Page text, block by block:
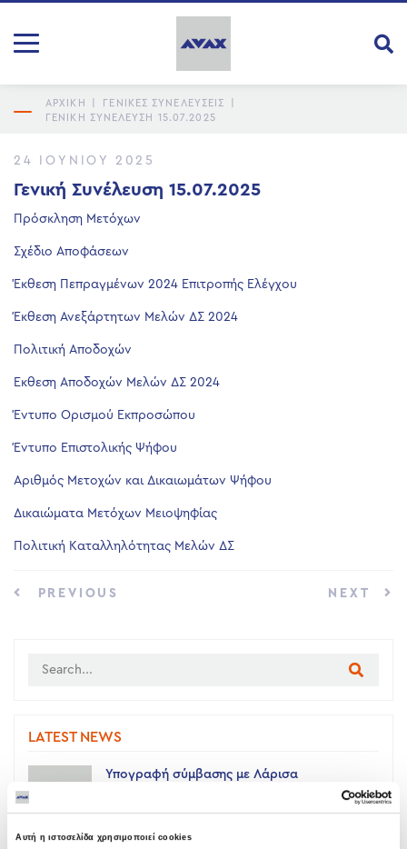
Αυτή η ιστοσελίδα χρησιμοποιεί cookies
ΑΡΧΙΚΗ ΓΕΝΙΚΕΣ ΣΥΝΕΛΕΥΣΕΙΣ
ΓΕΝΙΚΉ ΣΥΝΈΛΕΥΣΗ 15.07.2025
24 ΙΟΥΝΊΟΥ 2025
Γενική Συνέλευση 15.07.2025
Πρόσκληση Μετόχων
Σχέδιο Αποφάσεων
Έκθεση Πεπραγμένων 2024 Επιτροπής Ελέγχου
Έκθεση Ανεξάρτητων Μελών ΔΣ 2024
Πολιτική Αποδοχών
Εκθεση Αποδοχών Μελών ΔΣ 2024
Έντυπο Ορισμού Εκπροσώπου
Έντυπο Επιστολικής Ψήφου
Αριθμός Μετοχών και Δικαιωμάτων Ψήφου
Δικαιώματα Μετόχων Μειοψηφίας
Πολιτική Καταλληλότητας Μελών ΔΣ
PREVIOUS NEXT
LATEST NEWS
Υπογραφή σύμβασης με Λάρισα
05 ΑΥΓΟΎΣΤΟΥ 2026